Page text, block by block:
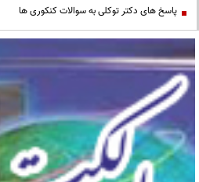
پاسخ های دکتر توکلی به سوالات کنکوری ها